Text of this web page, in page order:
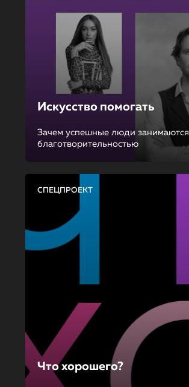
Искусство помогать
Зачем успешные люди занимаются
благотворительностью
СПЕЦПРОЕКТ
Что хорошего?